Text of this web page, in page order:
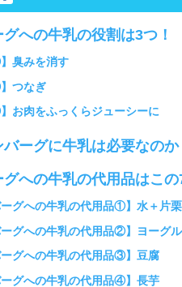
への牛乳の役割は3つ！
臭みを消す
つなぎ
お肉をふっくらジューシーに
ーグに牛乳は必要なのか
への牛乳の代用品はこの
グへの牛乳の代用品①】水＋片栗
ーグへの牛乳の代用品②】ヨーグ
ーグへの牛乳の代用品③】豆腐
ーグへの牛乳の代用品④】長芋